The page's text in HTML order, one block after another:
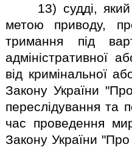
13) суддi, який
метою приводу,
тримання пiд
адмiнiстративної
вiд кримiнальної
Закону України
переслiдування та
час проведення
Закону України